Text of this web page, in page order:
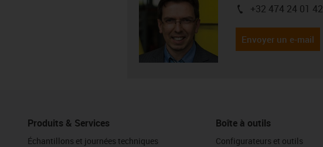
igus-icon-phone
+32 474 24 01 42
Envoyer un e-mail
Produits & Services
Échantillons et journées techniques
Boîte à outils
Configurateurs et outils